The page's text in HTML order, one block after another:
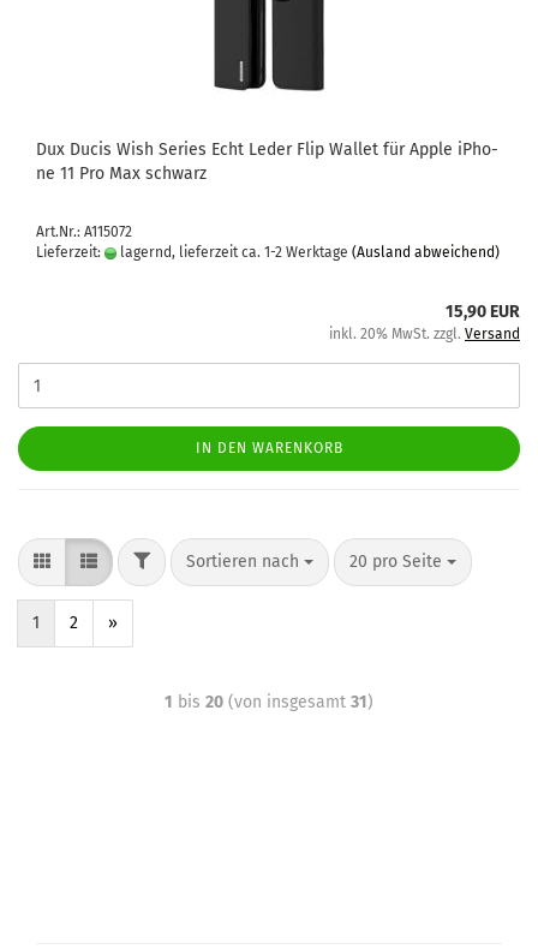
Dux Ducis Wish Se­ries Echt Leder Flip Wal­let für Apple iPho­
ne 11 Pro Max schwarz
Art.Nr.: A115072
Lieferzeit:
lagernd, lieferzeit ca. 1-2 Werktage (Ausland abweichend)
15,90 EUR
inkl. 20% MwSt. zzgl. Versand
IN DEN WARENKORB
Sortieren nach 20 pro Seite
1 2 »
1 bis 20 (von insgesamt 31)